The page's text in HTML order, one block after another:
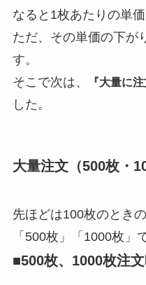
なると1枚あたりの単
ただ、その単価の下が
す。
そこで次は、
『大量に
した。
大量注文（500枚・
先ほどは100枚のとき
「500枚」「1000枚」
■500枚、1000枚注